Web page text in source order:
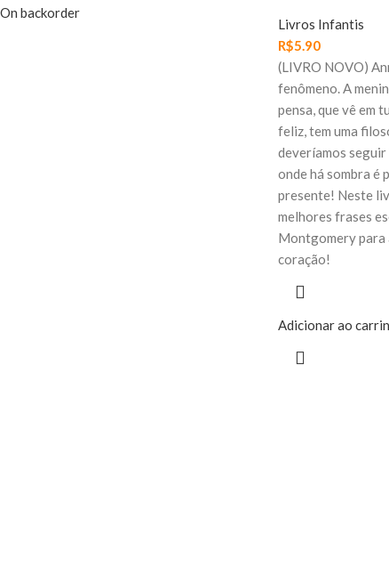
On backorder
Livros Infantis
R$5.90
(LIVRO NOVO)
fenômeno. A
pensa, que vê em
feliz, tem uma
deveríamos
onde há sombra é
presente! Neste
melhores frases
Montgomery para
coração!
Adicionar ao